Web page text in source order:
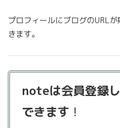
プロフィールにブログのURL
きます。
noteは会員登録
できます ！